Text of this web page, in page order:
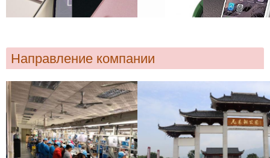
Направление компании